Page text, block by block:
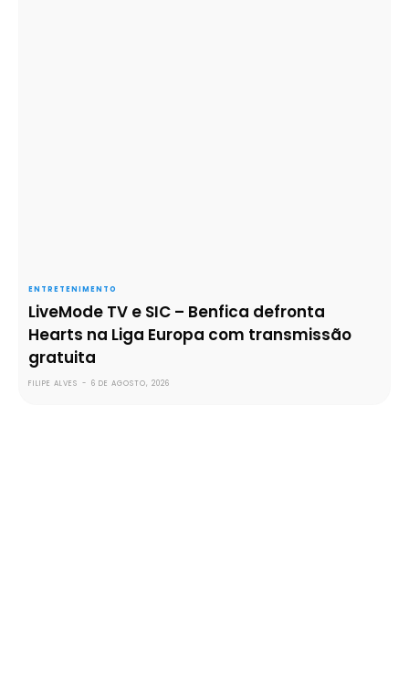
ENTRETENIMENTO
LiveMode TV e SIC – Benfica defronta
Hearts na Liga Europa com transmissão
gratuita
FILIPE ALVES - 6 DE AGOSTO, 2026